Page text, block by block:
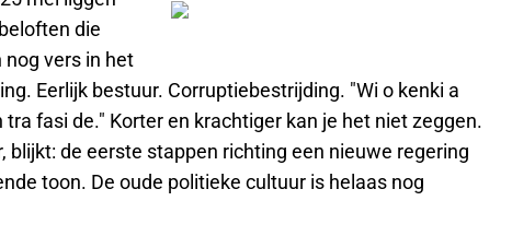
die
nog vers in het
Eerlijk bestuur. Corruptiebestrijding. "Wi o kenki a
fasi de." Korter en krachtiger kan je het niet zeggen.
blijkt: de eerste stappen richting een nieuwe regering
toon. De oude politieke cultuur is helaas nog